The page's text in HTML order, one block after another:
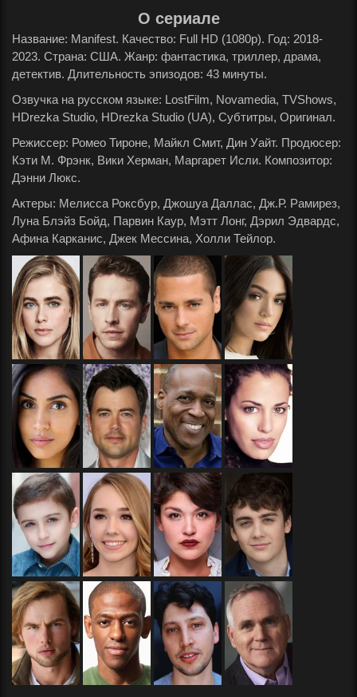
О сериале
Название: Manifest. Качество: Full HD (1080p). Год: 2018-
2023. Страна: США. Жанр: фантастика, триллер, драма,
детектив. Длительность эпизодов: 43 минуты.
Озвучка на русском языке: LostFilm, Novamedia, TVShows,
HDrezka Studio, HDrezka Studio (UA), Субтитры, Оригинал.
Режиссер: Ромео Тироне, Майкл Смит, Дин Уайт. Продюсер:
Кэти М. Фрэнк, Вики Херман, Маргарет Исли. Композитор:
Дэнни Люкс.
Актеры: Мелисса Роксбур, Джошуа Даллас, Дж.Р. Рамирез,
Луна Блэйз Бойд, Парвин Каур, Мэтт Лонг, Дэрил Эдвардс,
Афина Карканис, Джек Мессина, Холли Тейлор.